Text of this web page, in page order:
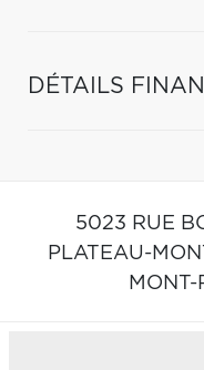
DÉTAILS
5023 RUE
PLATEAU-
MONT-